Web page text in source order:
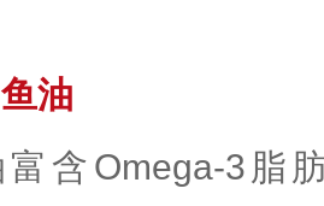
鱼油
富含Omega-3脂